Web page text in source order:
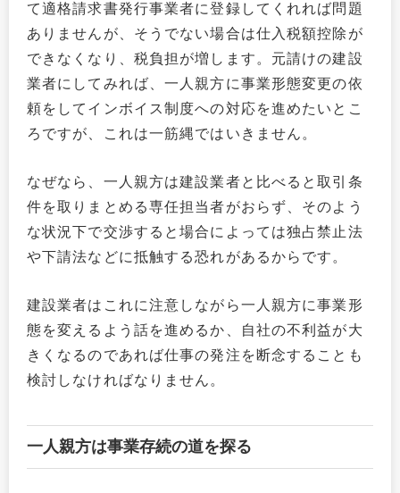
て適格請求書発行事業者に登録してくれれば問題
ありませんが、そうでない場合は仕入税額控除が
できなくなり、税負担が増します。元請けの建設
業者にしてみれば、一人親方に事業形態変更の依
頼をしてインボイス制度への対応を進めたいとこ
ろですが、これは一筋縄ではいきません。
なぜなら、一人親方は建設業者と比べると取引条
件を取りまとめる専任担当者がおらず、そのよう
な状況下で交渉すると場合によっては独占禁止法
や下請法などに抵触する恐れがあるからです。
建設業者はこれに注意しながら一人親方に事業形
態を変えるよう話を進めるか、自社の不利益が大
きくなるのであれば仕事の発注を断念することも
検討しなければなりません。
一人親方は事業存続の道を探る